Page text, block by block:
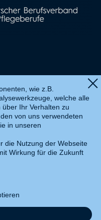
wie z.B.
welche alle
Ihr Verhalten zu
von uns verwendeten
in unseren
die Nutzung der Webseite
Wirkung für die Zukunft